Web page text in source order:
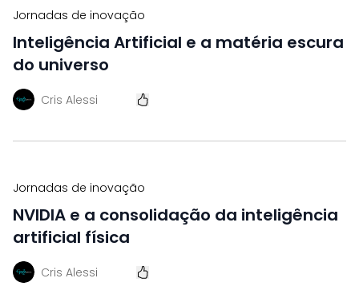
Jornadas de inovação
Inteligência Artificial e a matéria escura
do universo
Cris Alessi
Jornadas de inovação
NVIDIA e a consolidação da inteligência
artificial física
Cris Alessi